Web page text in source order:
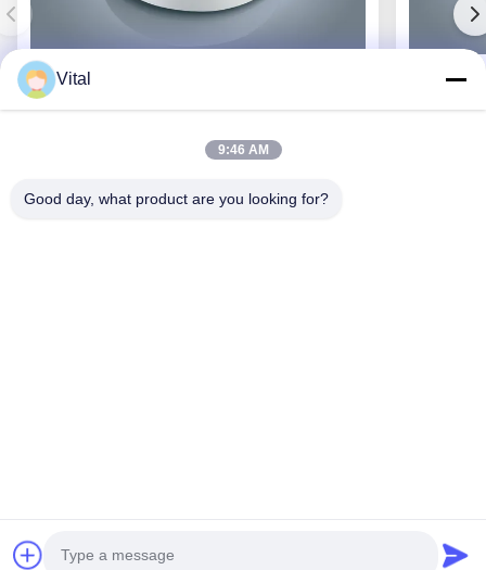
En İyi Fiyatı Alın
Vital
9:46 AM
Good day, what product are you looking for?